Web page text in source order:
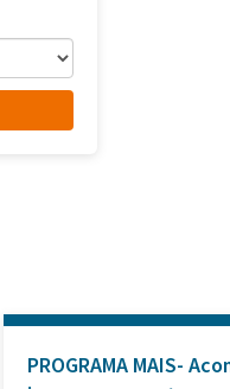
PROGRAMA MAIS-